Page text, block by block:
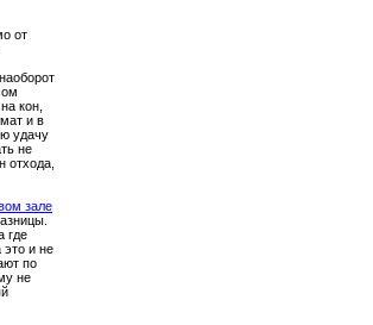
от
кон,
и в
удачу
не
отхода,
зале
где
это и не
по
не